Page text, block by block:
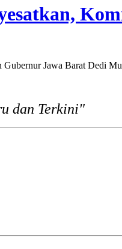
Jawa Barat Dedi
dan Terkini"